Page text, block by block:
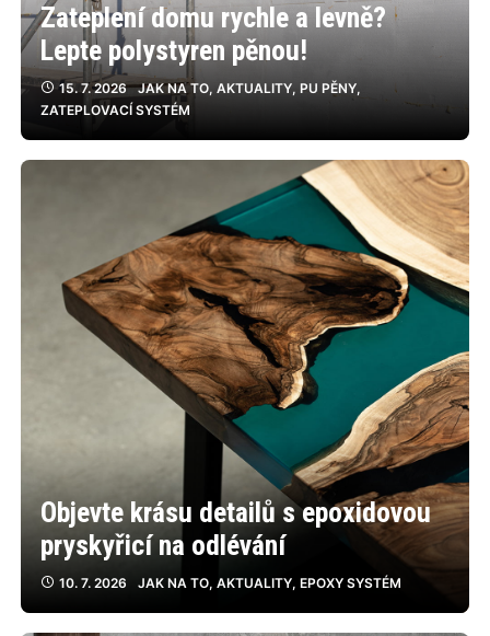
Zateplení domu rychle a levně?
Lepte polystyren pěnou!
15. 7. 2026 JAK NA TO, AKTUALITY, PU PĚNY,
ZATEPLOVACÍ SYSTÉM
Objevte krásu detailů s epoxidovou
pryskyřicí na odlévání
10. 7. 2026 JAK NA TO, AKTUALITY, EPOXY SYSTÉM